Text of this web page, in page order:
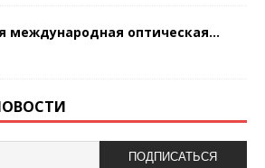
международная оптическая...
ПОДПИСАТЬСЯ